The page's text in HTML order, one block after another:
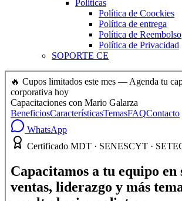
Políticas
Política de Coockies
Política de entrega
Política de Reembolso
Política de Privacidad
SOPORTE CE